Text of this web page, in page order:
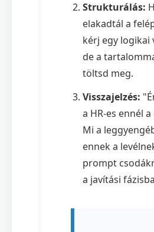
Strukturálás:
elakadtál a
kérj egy logikai
de a
töltsd meg.
Visszajelzés:
a HR-es ennél
Mi a
ennek a
prompt
a javítási